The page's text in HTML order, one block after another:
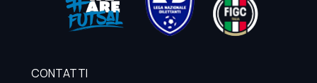
CONTATTI